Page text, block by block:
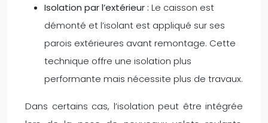
Isolation par l’extérieur : Le caisson est
démonté et l’isolant est appliqué sur ses
parois extérieures avant remontage. Cette
technique offre une isolation plus
performante mais nécessite plus de travaux.
Dans certains cas, l’isolation peut être intégrée